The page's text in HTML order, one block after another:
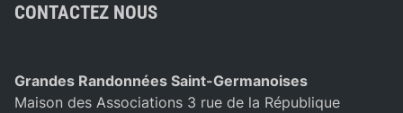
CONTACTEZ NOUS
Grandes Randonnées Saint-Germanoises
Maison des Associations 3 rue de la République